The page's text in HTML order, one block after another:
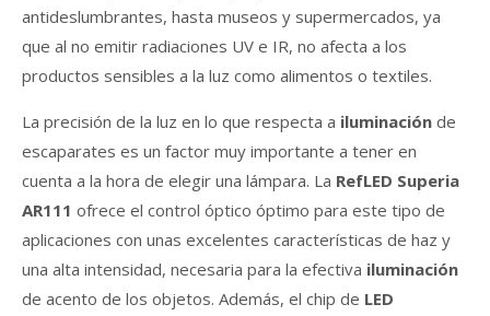
antideslumbrantes, hasta museos y supermercados, ya
que al no emitir radiaciones UV e IR, no afecta a los
productos sensibles a la luz como alimentos o textiles.
La precisión de la luz en lo que respecta a iluminación de
escaparates es un factor muy importante a tener en
cuenta a la hora de elegir una lámpara. La RefLED Superia
AR111 ofrece el control óptico óptimo para este tipo de
aplicaciones con unas excelentes características de haz y
una alta intensidad, necesaria para la efectiva iluminación
de acento de los objetos. Además, el chip de LED